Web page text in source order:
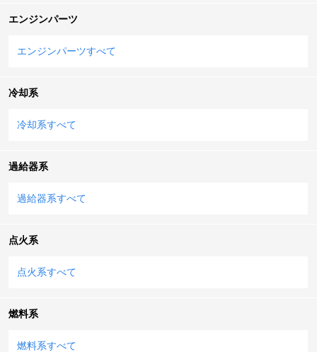
エンジンパーツ
エンジンパーツすべて
冷却系
冷却系すべて
過給器系
過給器系すべて
点火系
点火系すべて
燃料系
燃料系すべて